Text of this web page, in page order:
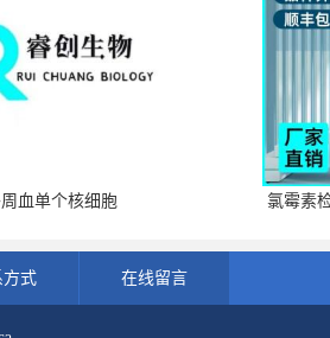
血单个核细胞 氯霉素
方式 在线留言